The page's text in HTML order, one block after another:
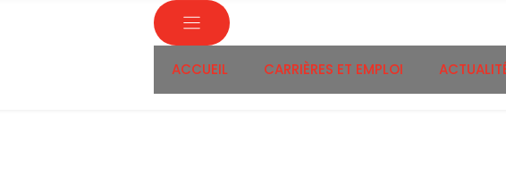
ACCUEIL CARRIÈRES ET EMPLOI